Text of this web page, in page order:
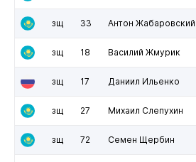
зщ 33 Антон Жабаровский
зщ 18 Василий Жмурик
зщ 17 Даниил Ильенко
зщ 27 Михаил Слепухин
зщ 72 Семен Щербин